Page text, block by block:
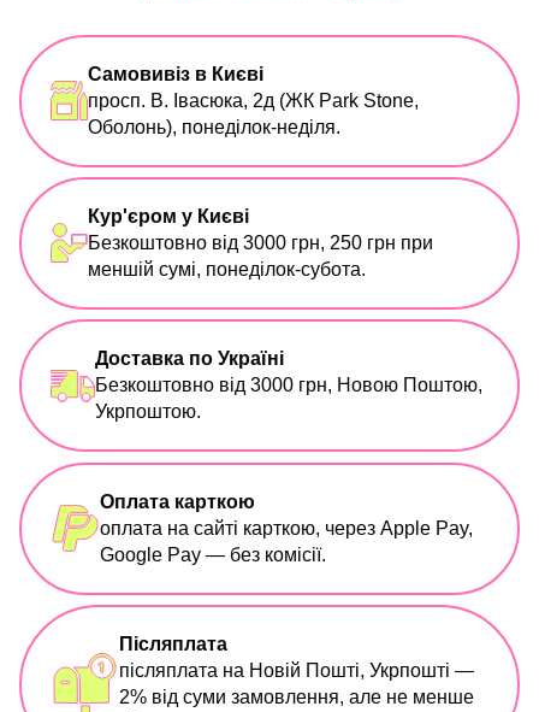
Самовивіз в Києві
просп. В. Івасюка, 2д (ЖК Park Stone,
Оболонь), понеділок-неділя.
Кур'єром у Києві
Безкоштовно від 3000 грн, 250 грн при
меншій сумі, понеділок-субота.
Доставка по Україні
Безкоштовно від 3000 грн, Новою Поштою,
Укрпоштою.
Оплата карткою
оплата на сайті карткою, через Apple Pay,
Google Pay — без комісії.
Післяплата
післяплата на Новій Пошті, Укрпошті —
2% від суми замовлення, але не менше